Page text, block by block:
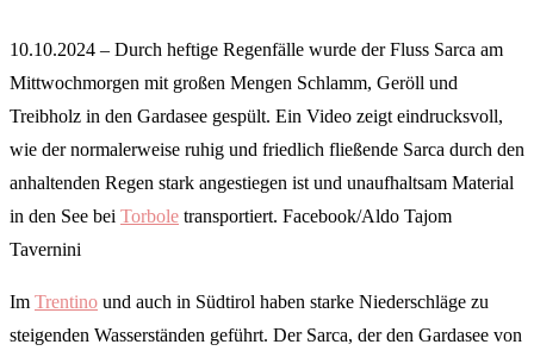
10.10.2024 – Durch heftige Regenfälle wurde der Fluss Sarca am
Mittwochmorgen mit großen Mengen Schlamm, Geröll und
Treibholz in den Gardasee gespült. Ein Video zeigt eindrucksvoll,
wie der normalerweise ruhig und friedlich fließende Sarca durch den
anhaltenden Regen stark angestiegen ist und unaufhaltsam Material
in den See bei Torbole transportiert. Facebook/Aldo Tajom
Tavernini
Im Trentino und auch in Südtirol haben starke Niederschläge zu
steigenden Wasserständen geführt. Der Sarca, der den Gardasee von